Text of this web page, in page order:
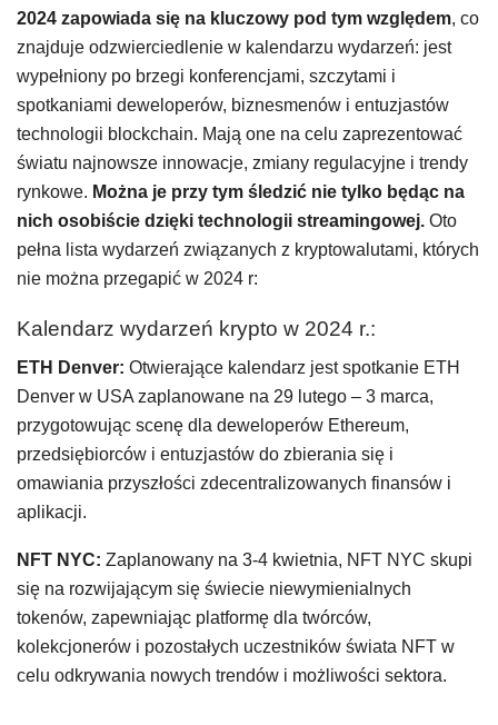
2024 zapowiada się na kluczowy pod tym względem, co
znajduje odzwierciedlenie w kalendarzu wydarzeń: jest
wypełniony po brzegi konferencjami, szczytami i
spotkaniami deweloperów, biznesmenów i entuzjastów
technologii blockchain. Mają one na celu zaprezentować
światu najnowsze innowacje, zmiany regulacyjne i trendy
rynkowe. Można je przy tym śledzić nie tylko będąc na
nich osobiście dzięki technologii streamingowej. Oto
pełna lista wydarzeń związanych z kryptowalutami, których
nie można przegapić w 2024 r:
Kalendarz wydarzeń krypto w 2024 r.:
ETH Denver: Otwierające kalendarz jest spotkanie ETH
Denver w USA zaplanowane na 29 lutego – 3 marca,
przygotowując scenę dla deweloperów Ethereum,
przedsiębiorców i entuzjastów do zbierania się i
omawiania przyszłości zdecentralizowanych finansów i
aplikacji.
NFT NYC: Zaplanowany na 3-4 kwietnia, NFT NYC skupi
się na rozwijającym się świecie niewymienialnych
tokenów, zapewniając platformę dla twórców,
kolekcjonerów i pozostałych uczestników świata NFT w
celu odkrywania nowych trendów i możliwości sektora.